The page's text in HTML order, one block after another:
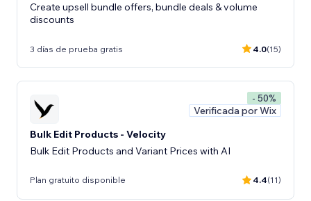
Create upsell bundle offers, bundle deals & volume
discounts
3 días de prueba gratis 4.0(15)
- 50%
Verificada por Wix
Bulk Edit Products - Velocity
Bulk Edit Products and Variant Prices with AI
Plan gratuito disponible 4.4(11)